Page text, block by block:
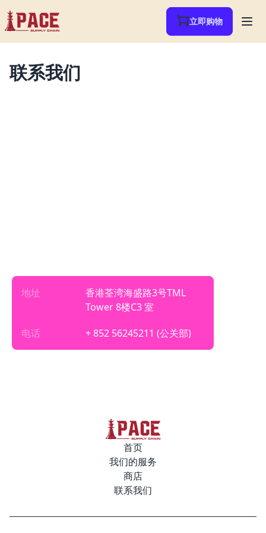
立即购物
联系我们
地址
香港荃湾海盛路3号TML
Tower 8楼C3 室
电话
+ 852 56245211 (公关部)
首页
我们的服务
商店
联系我们